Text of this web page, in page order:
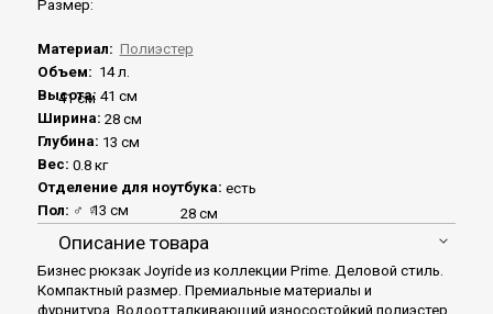
41 см
13 см 28 см
Размер:
Материал: Полиэстер
Объем: 14 л.
Высота: 41 см
Ширина: 28 см
Глубина: 13 см
Вес: 0.8 кг
Отделение для ноутбука: есть
Пол: ♂ ♀
Описание товара
Бизнес рюкзак Joyride из коллекции Prime. Деловой стиль.
Компактный размер. Премиальные материалы и
фурнитура. Водоотталкивающий износостойкий полиэстер.